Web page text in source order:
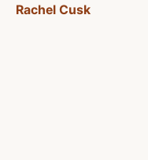
Rachel Cusk